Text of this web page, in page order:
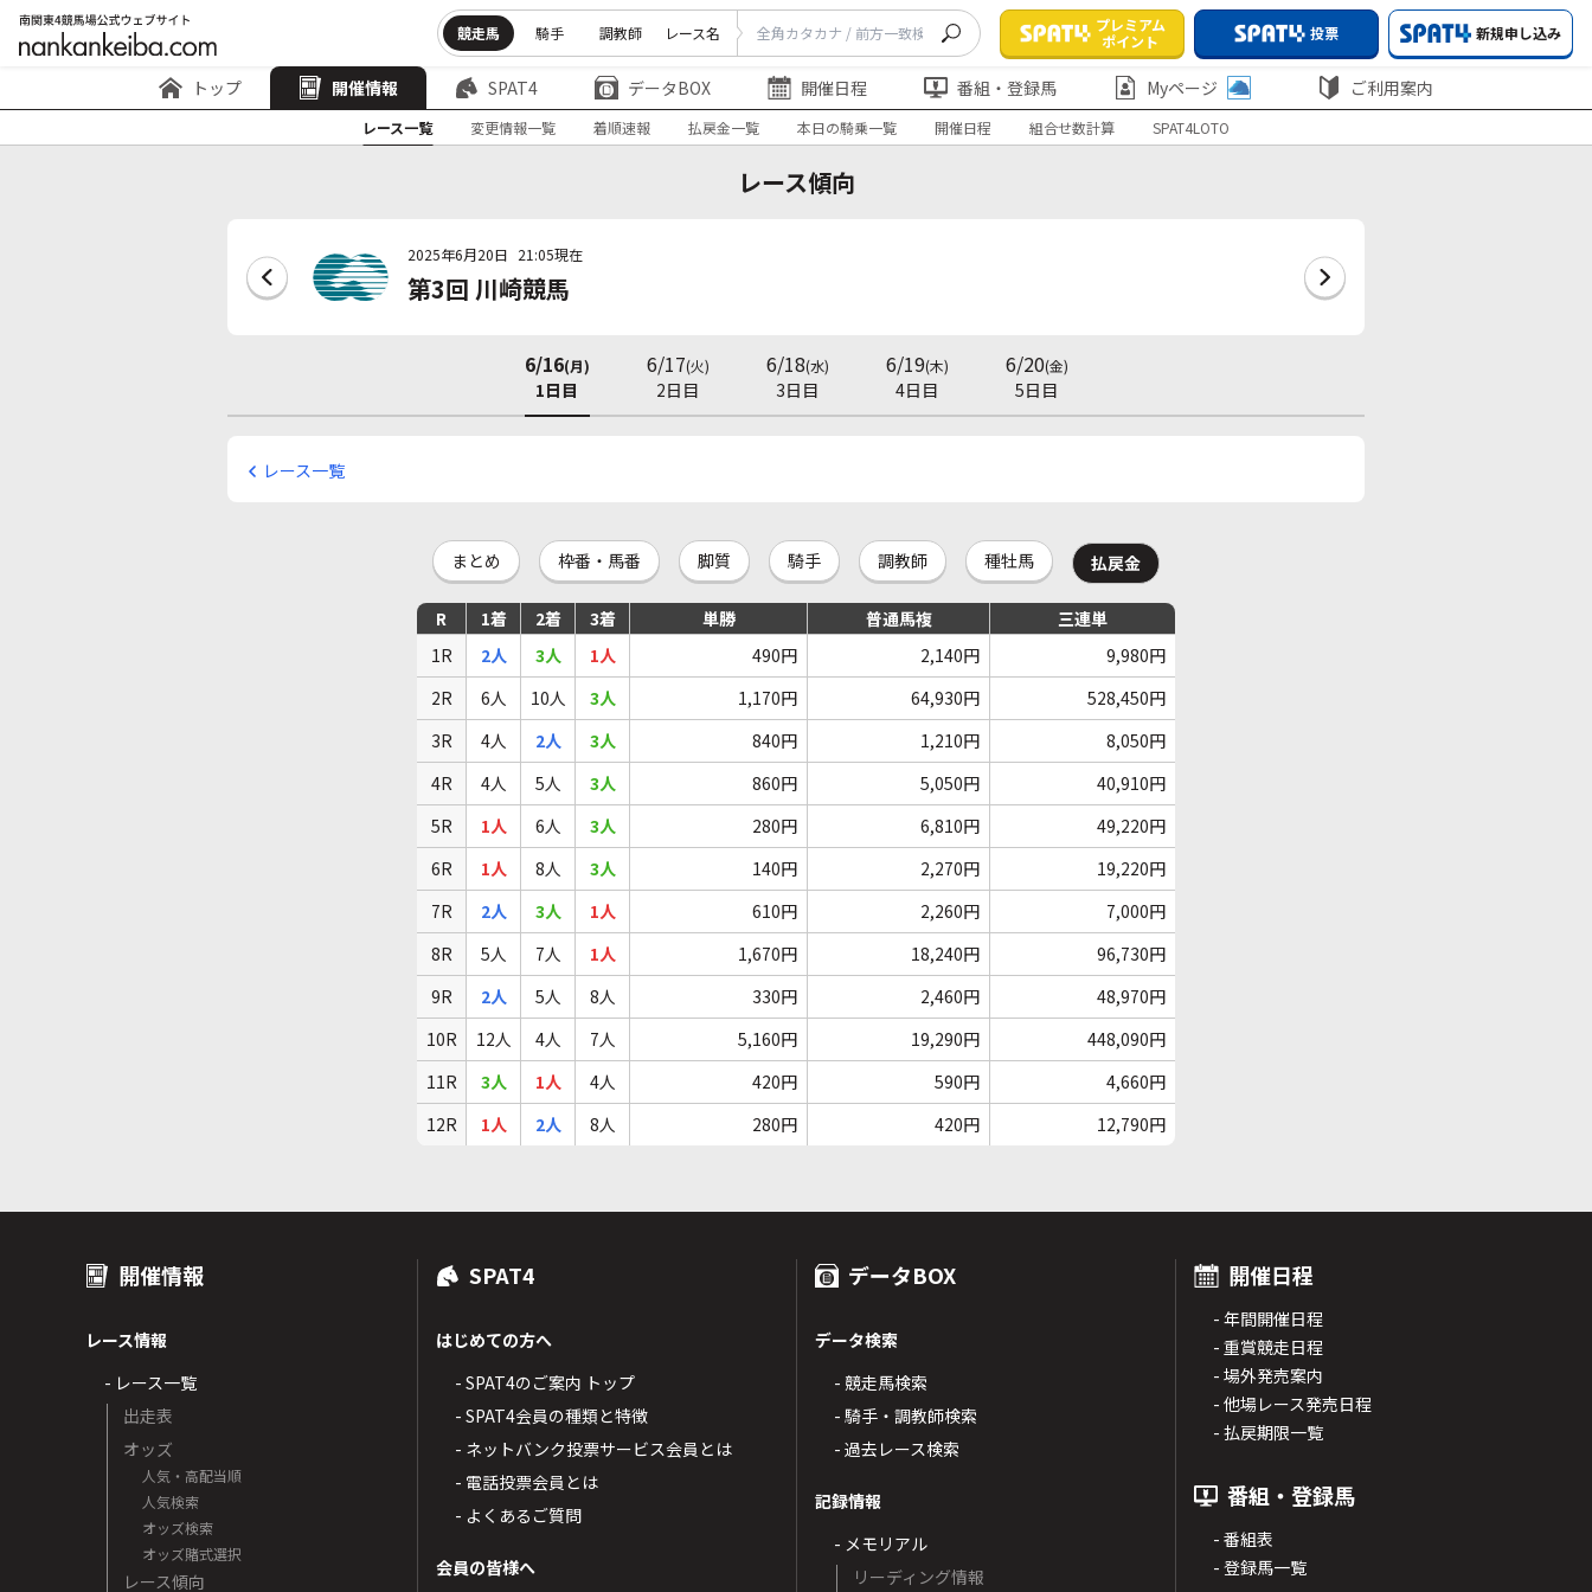
競走馬 騎手 調教師 レース名
プレミアム
ポイント
投票 新規申し込み
トップ 開催情報 SPAT4 データBOX 開催日程 番組・登録馬 Myページ ご利用案内
レース一覧 変更情報一覧 着順速報 払戻金一覧 本日の騎乗一覧 開催日程 組合せ数計算 SPAT4LOTO
レース傾向
2025年6月20日 21:05現在
第3回 川崎競馬
6/16(月)
1日目
6/17(火)
2日目
6/18(水)
3日目
6/19(木)
4日目
6/20(金)
5日目
レース一覧
まとめ 枠番・馬番 脚質 騎手 調教師 種牡馬 払戻金
R 1着 2着 3着 単勝 普通馬複
三連単
1R
2人 3人 1人 490円 2,140円
9,980円
2R
6人 10人 3人 1,170円 64,930円
528,450円
3R
4人 2人 3人 840円 1,210円
8,050円
4R
4人 5人 3人 860円 5,050円
40,910円
5R
1人 6人 3人 280円 6,810円
49,220円
6R
1人 8人 3人 140円 2,270円
19,220円
7R
2人 3人 1人 610円 2,260円
7,000円
8R
5人 7人 1人 1,670円 18,240円
96,730円
9R
2人 5人 8人 330円 2,460円
48,970円
10R
12人 4人 7人 5,160円 19,290円
448,090円
11R
3人 1人 4人 420円 590円
4,660円
12R
1人 2人 8人 280円 420円 12,790円
開催情報
レース情報
- レース一覧
出走表
オッズ
人気・高配当順
人気検索
オッズ検索
オッズ賭式選択
レース傾向
SPAT4
はじめての方へ
- SPAT4のご案内 トップ
- SPAT4会員の種類と特徴
- ネットバンク投票サービス会員とは
- 電話投票会員とは
- よくあるご質問
会員の皆様へ
データBOX
データ検索
- 競走馬検索
- 騎手・調教師検索
- 過去レース検索
記録情報
- メモリアル
リーディング情報
開催日程
- 年間開催日程
- 重賞競走日程
- 場外発売案内
- 他場レース発売日程
- 払戻期限一覧
番組・登録馬
- 番組表
- 登録馬一覧